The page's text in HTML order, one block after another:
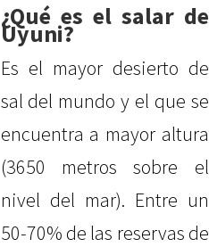
¿Qué es el salar de
Uyuni?
Es el mayor desierto de
sal del mundo y el que se
encuentra a mayor altura
(3650 metros sobre el
nivel del mar). Entre un
50-70% de las reservas de